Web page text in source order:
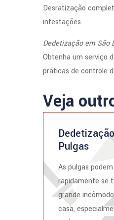
Desratização
infestações.
Dedetização em São
Obtenha um serviço
práticas de controle
Veja
Pulgas
As pulgas podem
rapidamente se
grande
casa,